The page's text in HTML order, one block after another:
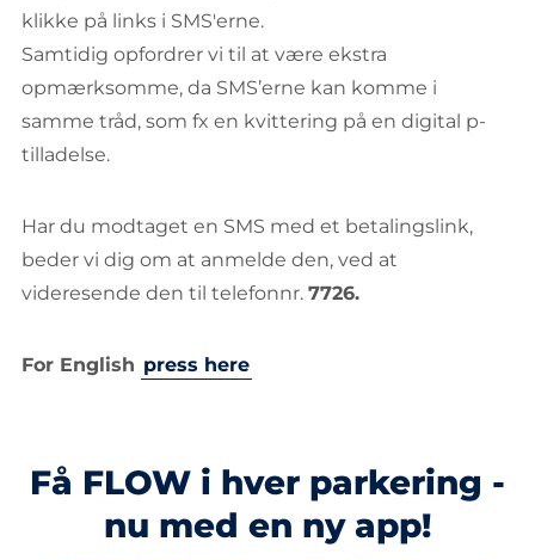
klikke på links i SMS'erne.
Samtidig opfordrer vi til at være ekstra
opmærksomme, da SMS’erne kan komme i
samme tråd, som fx en kvittering på en digital p-
tilladelse.
Har du modtaget en SMS med et betalingslink,
beder vi dig om at anmelde den, ved at
videresende den til telefonnr. 7726.
For English press here
Få FLOW i hver parkering -
nu med en ny app!